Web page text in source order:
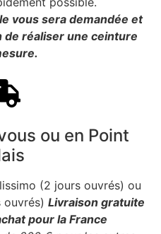
vous sera demandée et
de réaliser une ceinture
ou en Point
(2 jours ouvrés) ou
ouvrés) Livraison gratuite
pour la France